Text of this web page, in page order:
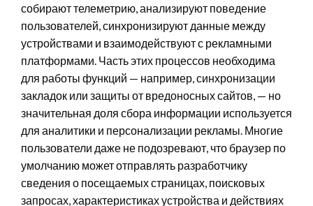
собирают телеметрию, анализируют поведение
пользователей, синхронизируют данные между
устройствами и взаимодействуют с рекламными
платформами. Часть этих процессов необходима
для работы функций — например, синхронизации
закладок или защиты от вредоносных сайтов, — но
значительная доля сбора информации используется
для аналитики и персонализации рекламы. Многие
пользователи даже не подозревают, что браузер по
умолчанию может отправлять разработчику
сведения о посещаемых страницах, поисковых
запросах, характеристиках устройства и действиях